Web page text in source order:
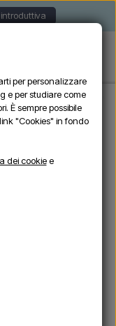
Lussero – Doccia
per personalizzare
e per studiare come
È sempre possibile
"Cookies" in fondo
dei cookiee